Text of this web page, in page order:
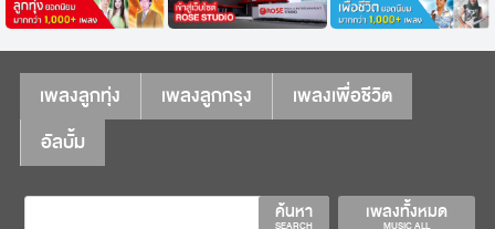
เพลงลูกทุ่ง เพลงลูกกรุง
เพลงเพื่อชีวิต
อัลบั้ม
เพลงทั้งหมด
ค้นหา